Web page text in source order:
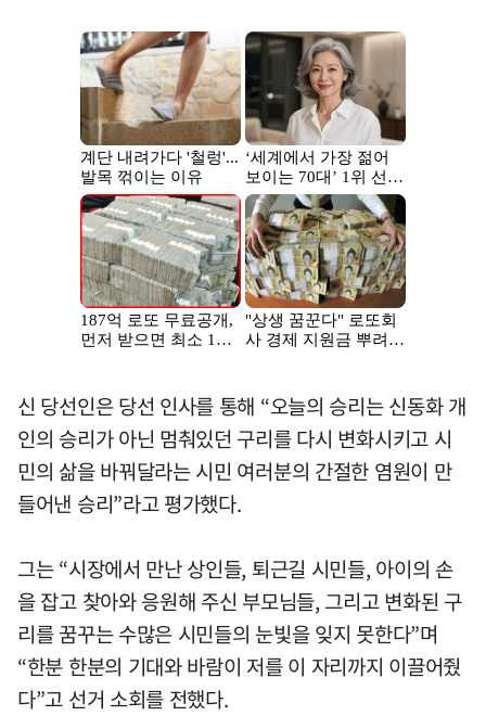
신 당선인은 당선 인사를 통해 “오늘의 승리는 신동화 개
인의 승리가 아닌 멈춰있던 구리를 다시 변화시키고 시
민의 삶을 바꿔달라는 시민 여러분의 간절한 염원이 만
들어낸 승리”라고 평가했다.
그는 “시장에서 만난 상인들, 퇴근길 시민들, 아이의 손
을 잡고 찾아와 응원해 주신 부모님들, 그리고 변화된 구
리를 꿈꾸는 수많은 시민들의 눈빛을 잊지 못한다”며
“한분 한분의 기대와 바람이 저를 이 자리까지 이끌어줬
다”고 선거 소회를 전했다.